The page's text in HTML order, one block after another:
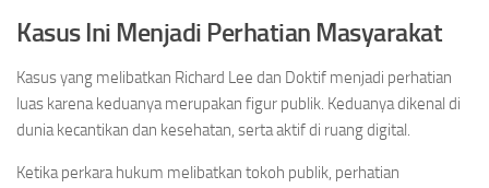
Kasus Ini Menjadi Perhatian Masyarakat
Kasus yang melibatkan Richard Lee dan Doktif menjadi perhatian
luas karena keduanya merupakan figur publik. Keduanya dikenal di
dunia kecantikan dan kesehatan, serta aktif di ruang digital.
Ketika perkara hukum melibatkan tokoh publik, perhatian